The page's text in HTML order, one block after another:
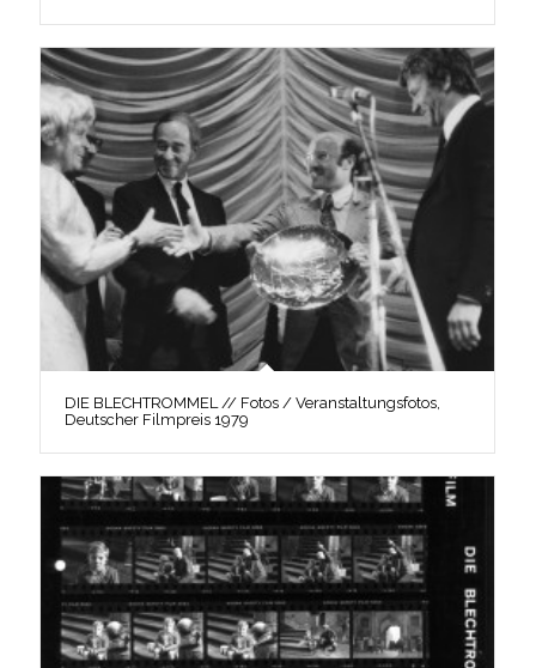
DIE BLECHTROMMEL // Fotos / Veranstaltungsfotos,
Deutscher Filmpreis 1979